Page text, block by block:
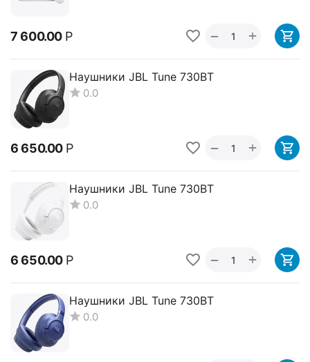
7 600.00 Р +
−
Наушники JBL Tune 730BT
0.0
6 650.00 Р +
−
Наушники JBL Tune 730BT
0.0
6 650.00 Р +
−
Наушники JBL Tune 730BT
0.0